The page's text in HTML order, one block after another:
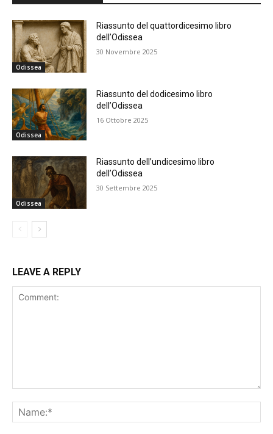
Odissea
Riassunto del quattordicesimo libro
dell’Odissea
30 Novembre 2025
Odissea
Riassunto del dodicesimo libro
dell’Odissea
16 Ottobre 2025
Odissea
Riassunto dell’undicesimo libro
dell’Odissea
30 Settembre 2025
LEAVE A REPLY